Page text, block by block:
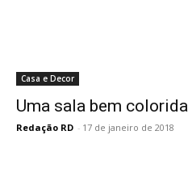
Casa e Decor
Uma sala bem colorida
Redação RD - 17 de janeiro de 2018